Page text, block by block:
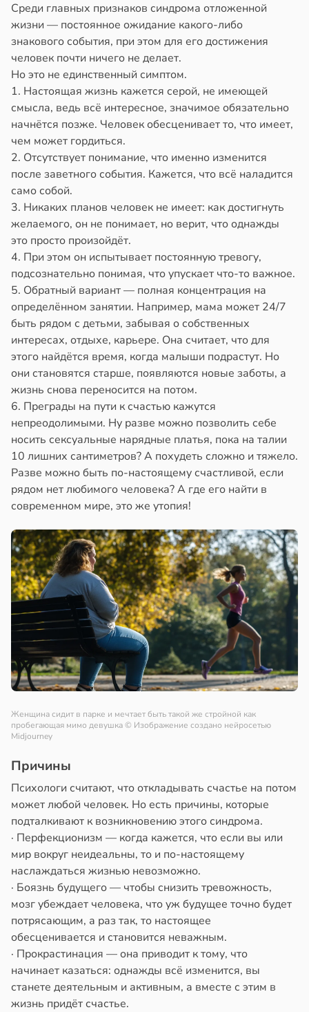
Среди главных признаков синдрома отложенной
жизни — постоянное ожидание какого-либо
знакового события, при этом для его достижения
человек почти ничего не делает.
Но это не единственный симптом.
1. Настоящая жизнь кажется серой, не имеющей
смысла, ведь всё интересное, значимое обязательно
начнётся позже. Человек обесценивает то, что имеет,
чем может гордиться.
2. Отсутствует понимание, что именно изменится
после заветного события. Кажется, что всё наладится
само собой.
3. Никаких планов человек не имеет: как достигнуть
желаемого, он не понимает, но верит, что однажды
это просто произойдёт.
4. При этом он испытывает постоянную тревогу,
подсознательно понимая, что упускает что-то важное.
5. Обратный вариант — полная концентрация на
определённом занятии. Например, мама может 24/7
быть рядом с детьми, забывая о собственных
интересах, отдыхе, карьере. Она считает, что для
этого найдётся время, когда малыши подрастут. Но
они становятся старше, появляются новые заботы, а
жизнь снова переносится на потом.
6. Преграды на пути к счастью кажутся
непреодолимыми. Ну разве можно позволить себе
носить сексуальные нарядные платья, пока на талии
10 лишних сантиметров? А похудеть сложно и тяжело.
Разве можно быть по-настоящему счастливой, если
рядом нет любимого человека? А где его найти в
современном мире, это же утопия!
Женщина сидит в парке и мечтает быть такой же стройной как
пробегающая мимо девушка© Изображение создано нейросетью
Midjourney
Причины
Психологи считают, что откладывать счастье на потом
может любой человек. Но есть причины, которые
подталкивают к возникновению этого синдрома.
· Перфекционизм — когда кажется, что если вы или
мир вокруг неидеальны, то и по-настоящему
наслаждаться жизнью невозможно.
· Боязнь будущего — чтобы снизить тревожность,
мозг убеждает человека, что уж будущее точно будет
потрясающим, а раз так, то настоящее
обесценивается и становится неважным.
· Прокрастинация — она приводит к тому, что
начинает казаться: однажды всё изменится, вы
станете деятельным и активным, а вместе с этим в
жизнь придёт счастье.